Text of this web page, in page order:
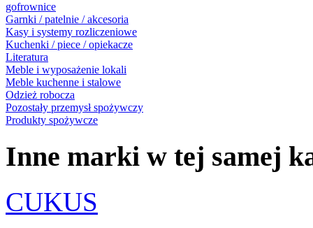
gofrownice
Garnki / patelnie / akcesoria
Kasy i systemy rozliczeniowe
Kuchenki / piece / opiekacze
Literatura
Meble i wyposażenie lokali
Meble kuchenne i stalowe
Odzież robocza
Pozostały przemysł spożywczy
Produkty spożywcze
Inne marki w tej samej
CUKUS